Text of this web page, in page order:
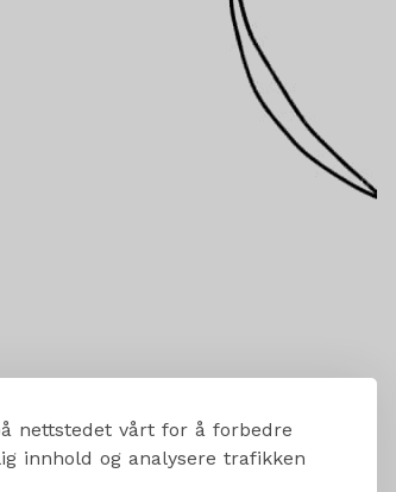
nettstedet vårt for å forbedre
innhold og analysere trafikken